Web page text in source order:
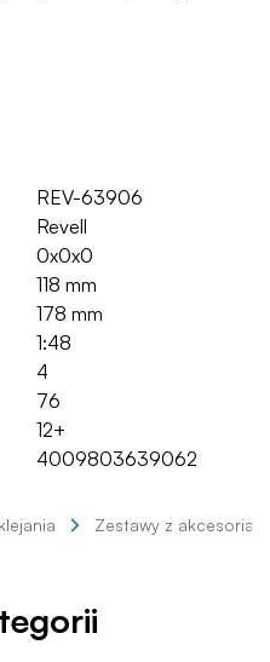
REV-63906
Revell
0x0x0
118 mm
178 mm
1:48
4
76
12+
4009803639062
Zestawy z akcesoriami